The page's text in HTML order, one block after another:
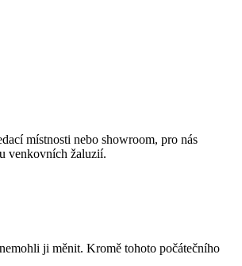
místnosti nebo showroom, pro nás
venkovních žaluzií.
ji měnit. Kromě tohoto počátečního